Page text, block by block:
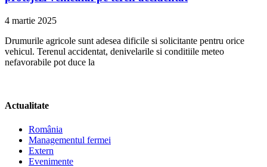
4 martie 2025
Drumurile agricole sunt adesea dificile si solicitante pentru orice
vehicul. Terenul accidentat, denivelarile si conditiile meteo
nefavorabile pot duce la
Actualitate
România
Managementul fermei
Extern
Evenimente